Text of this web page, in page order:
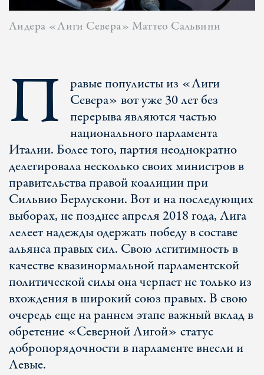
Лидера «Лиги Севера» Маттео Сальвини
П
равые популисты из «Лиги
Севера» вот уже 30 лет без
перерыва являются частью
национального парламента
Италии. Более того, партия неоднократно
делегировала несколько своих министров в
правительства правой коалиции при
Сильвио Берлускони. Вот и на последующих
выборах, не позднее апреля 2018 года, Лига
лелеет надежды одержать победу в составе
альянса правых сил. Свою легитимность в
качестве квазинормальной парламентской
политической силы она черпает не только из
вхождения в широкий союз правых. В свою
очередь еще на раннем этапе важный вклад в
обретение «Северной Лигой» статус
добропорядочности в парламенте внесли и
Левые.